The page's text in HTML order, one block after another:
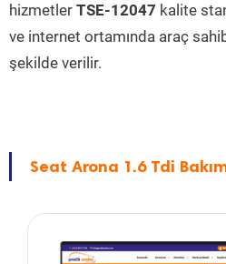
hizmetler TSE-12047 kalite
ve internet ortamında araç
şekilde verilir.
Seat Arona 1.6 Tdi